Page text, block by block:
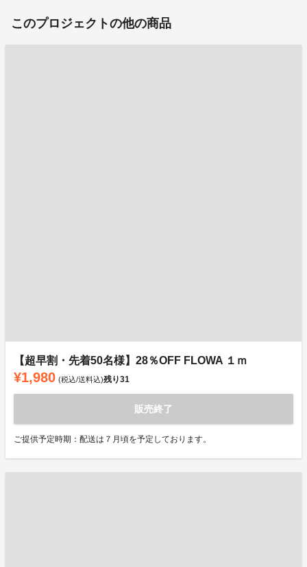
このプロジェクトの他の商品
【超早割・先着50名様】28％OFF FLOWA １ｍ
¥1,980 (税込/送料込)残り31
販売終了
ご提供予定時期：配送は７月頃を予定しております。